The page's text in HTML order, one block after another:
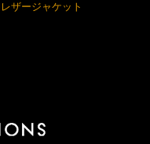
レザージャケット